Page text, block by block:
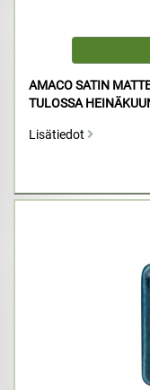
AMACO SATIN
TULOSSA
Lisätiedot